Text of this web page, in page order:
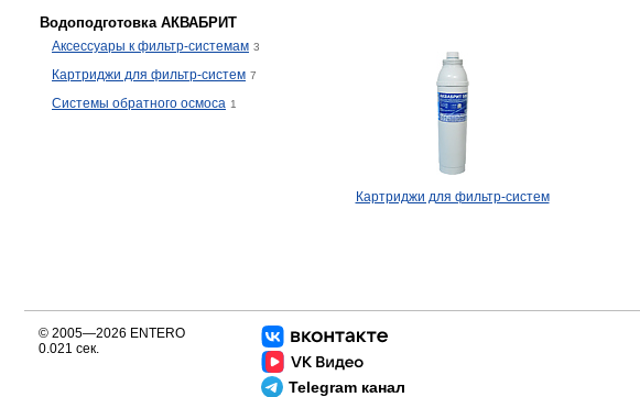
Картриджи для фильтр-систем
Водоподготовка АКВАБРИТ
Аксессуары к фильтр-системам 3
Картриджи для фильтр-систем 7
Системы обратного осмоса 1
Telegram канал
© 2005—2026 ENTERO
0.021 сек.